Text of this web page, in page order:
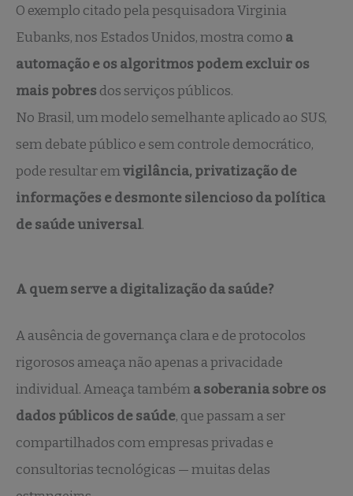
O exemplo citado pela pesquisadora Virginia
Eubanks, nos Estados Unidos, mostra como a
automação e os algoritmos podem excluir os
mais pobresdos serviços públicos.
No Brasil, um modelo semelhante aplicado ao SUS,
sem debate público e sem controle democrático,
pode resultar emvigilância, privatização de
informações e desmonte silencioso da política
de saúde universal.
A quem serve a digitalização da saúde?
A ausência de governança clara e de protocolos
rigorosos ameaça não apenas a privacidade
individual. Ameaça também a soberania sobre os
dados públicos de saúde, que passam a ser
compartilhados com empresas privadas e
consultorias tecnológicas — muitas delas